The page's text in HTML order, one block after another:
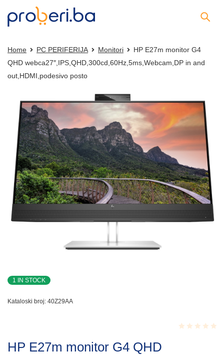
Home PC PERIFERIJA Monitori
HP E27m monitor G4
QHD webca27″,IPS,QHD,300cd,60Hz,5ms,Webcam,DP in and
out,HDMI,podesivo posto
1 IN STOCK
Kataloski broj: 40Z29AA
HP E27m monitor G4 QHD